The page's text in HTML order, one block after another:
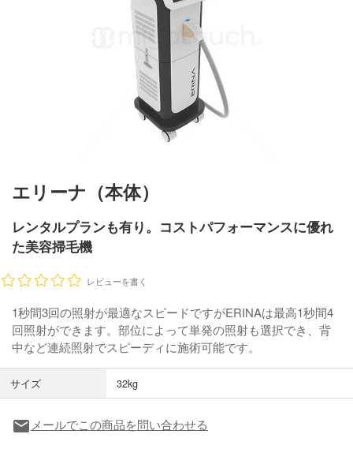
エリーナ（本体）
レンタルプランも有り。コストパフォーマンスに優れ
た美容掃毛機
レビューを書く
1秒間3回の照射が最適なスピードですがERINAは最高1秒間4
回照射ができます。部位によって単発の照射も選択でき、背
中など連続照射でスピーディに施術可能です。
サイズ 32kg
local_post_officeメールでこの商品を問い合わせる